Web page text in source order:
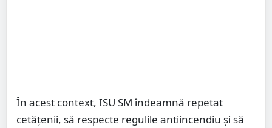
În acest context, ISU SM îndeamnă repetat
cetățenii, să respecte regulile antiincendiu și să